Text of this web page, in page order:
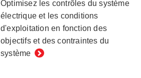
Optimisez les contrôles du système
électrique et les conditions
d'exploitation en fonction des
objectifs et des contraintes du
système